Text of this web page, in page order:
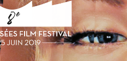
Paris - 01 47 20 12 42
notre newsletter :